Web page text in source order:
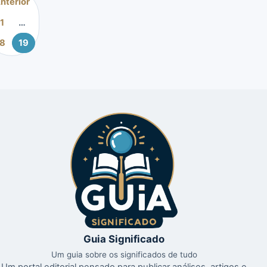
de
posts
1
…
19
Guia Significado
Um guia sobre os significados de tudo